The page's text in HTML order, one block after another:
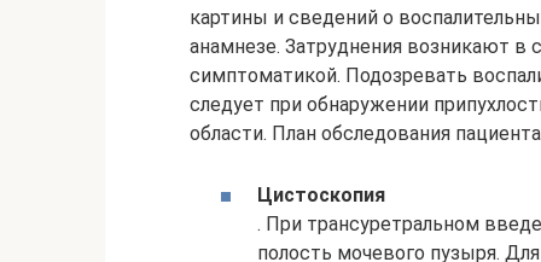
картины и сведений о
анамнезе. Затруднения возникают в
симптоматикой. Подозревать
следует при обнаружении
области. План обследования
Цистоскопия
. При трансуретральном
полость мочевого пузыря.